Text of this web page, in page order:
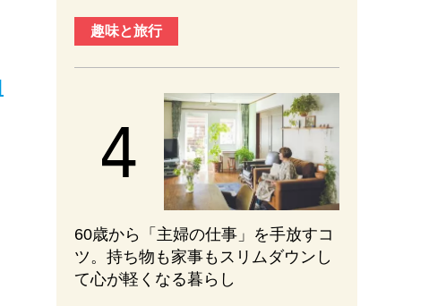
趣味と旅行
60歳から「主婦の仕事」を手放すコ
ツ。持ち物も家事もスリムダウンし
て心が軽くなる暮らし